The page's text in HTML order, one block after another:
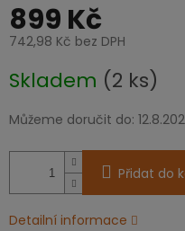
899 Kč
742,98 Kč bez DPH
cena:
Skladem (2 ks)
Můžeme doručit do:
Přidat do
Detailní informace